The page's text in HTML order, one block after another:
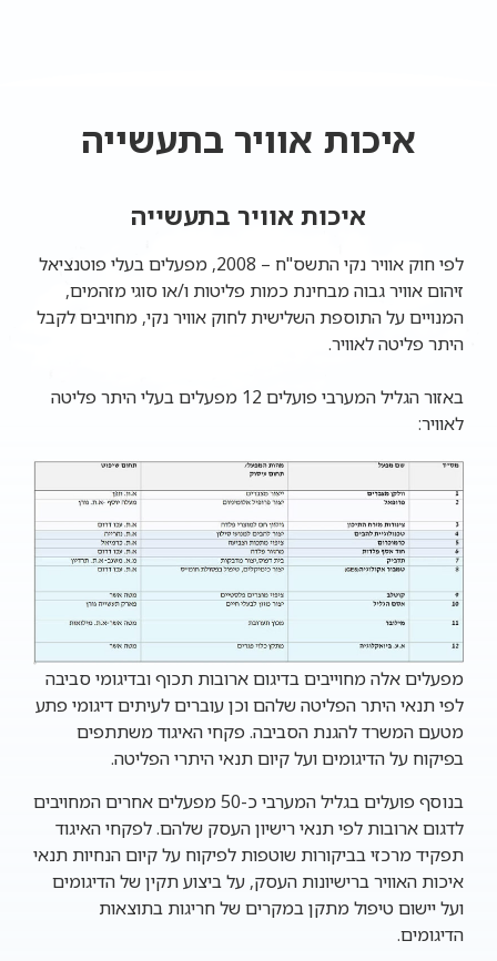
איכות אוויר בתעשייה
איכות אוויר בתעשייה
לפיחוק אוויר נקי התשס"ח – 2008
, מפעלים בעלי פוטנציאל
זיהום אוויר גבוה מבחינת כמות פליטות ו/או סוגי מזהמים,
המנויים על התוספת השלישית לחוק אוויר נקי, מחויבים לקבל
היתר פליטה לאוויר.
באזור הגליל המערבי פועלים 12 מפעלים בעלי היתר פליטה
לאוויר:
מפעלים אלה מחוייבים בדיגום ארובות תכוף ובדיגומי סביבה
לפי תנאי היתר הפליטה שלהם וכן עוברים לעיתים דיגומי פתע
מטעם המשרד להגנת הסביבה. פקחי האיגוד משתתפים
בפיקוח על הדיגומים ועל קיום תנאי היתרי הפליטה.
בנוסף פועלים בגליל המערבי כ-50 מפעלים אחרים המחויבים
לדגום ארובות לפי תנאי רישיון העסק שלהם. לפקחי האיגוד
תפקיד מרכזי בביקורות שוטפות לפיקוח על קיום הנחיות תנאי
איכות האוויר ברישיונות העסק, על ביצוע תקין של הדיגומים
ועל יישום טיפול מתקן במקרים של חריגות בתוצאות
הדיגומים.